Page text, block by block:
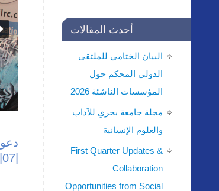
أحدث المقالات
البيان الختامي للملتقى
الدولي المحكم حول
المؤسسات الناشئة 2026
مجلة جامعة بحري للآداب
والعلوم الإنسانية
First Quarter Updates &
Collaboration
Opportunities from Social